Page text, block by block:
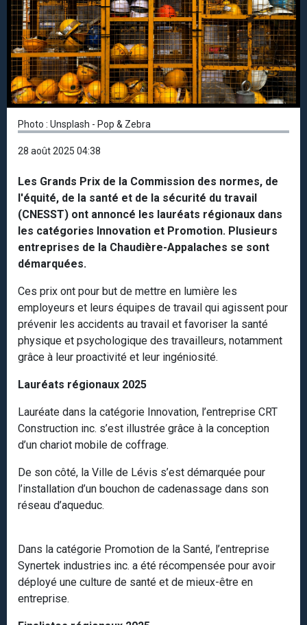
Photo : Unsplash - Pop & Zebra
28 août 2025 04:38
Les Grands Prix de la Commission des normes, de
l'équité, de la santé et de la sécurité du travail
(CNESST) ont annoncé les lauréats régionaux dans
les catégories Innovation et Promotion. Plusieurs
entreprises de la Chaudière-Appalaches se sont
démarquées.
Ces prix ont pour but de mettre en lumière les
employeurs et leurs équipes de travail qui agissent pour
prévenir les accidents au travail et favoriser la santé
physique et psychologique des travailleurs, notamment
grâce à leur proactivité et leur ingéniosité.
Lauréats régionaux 2025
Lauréate dans la catégorie Innovation, l’entreprise CRT
Construction inc. s’est illustrée grâce à la conception
d’un chariot mobile de coffrage.
De son côté, la Ville de Lévis s’est démarquée pour
l’installation d’un bouchon de cadenassage dans son
réseau d’aqueduc.
Dans la catégorie Promotion de la Santé, l’entreprise
Synertek industries inc. a été récompensée pour avoir
déployé une culture de santé et de mieux-être en
entreprise.